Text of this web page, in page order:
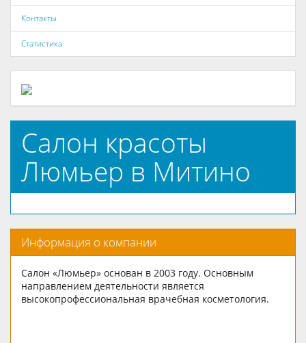
Контакты
Статистика
Салон красоты
Люмьер в Митино
Информация о компании
Салон «Люмьер» основан в 2003 году. Основным
направлением деятельности является
высокопрофессиональная врачебная косметология.